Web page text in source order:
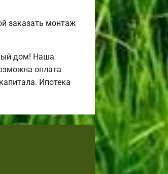
заказать монтаж
дом! Наша
оплата
Ипотека